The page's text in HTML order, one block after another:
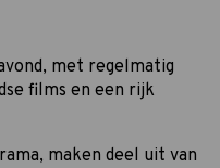
met regelmatig
films en een rijk
maken deel uit van